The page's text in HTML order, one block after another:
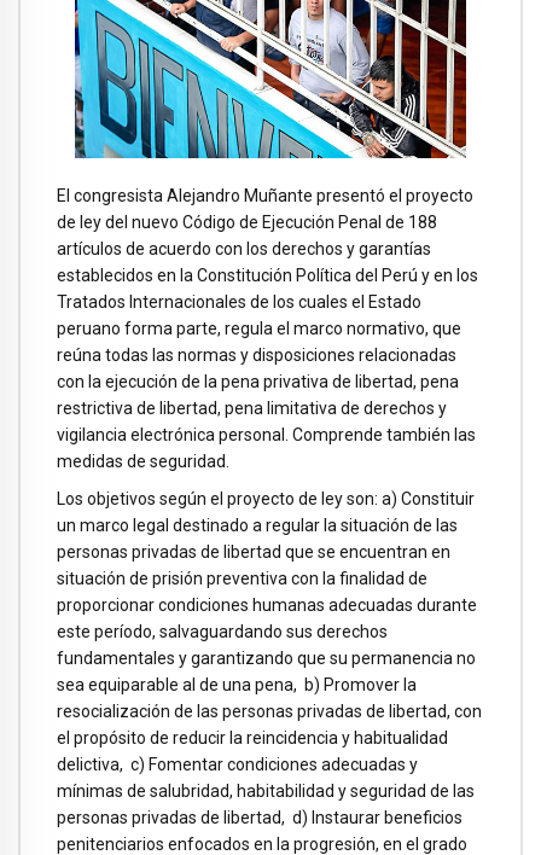
El congresista Alejandro Muñante presentó el proyecto
de ley del nuevo Código de Ejecución Penal de 188
artículos de acuerdo con los derechos y garantías
establecidos en la Constitución Política del Perú y en los
Tratados Internacionales de los cuales el Estado
peruano forma parte, regula el marco normativo, que
reúna todas las normas y disposiciones relacionadas
con la ejecución de la pena privativa de libertad, pena
restrictiva de libertad, pena limitativa de derechos y
vigilancia electrónica personal. Comprende también las
medidas de seguridad.
Los objetivos según el proyecto de ley son: a) Constituir
un marco legal destinado a regular la situación de las
personas privadas de libertad que se encuentran en
situación de prisión preventiva con la finalidad de
proporcionar condiciones humanas adecuadas durante
este período, salvaguardando sus derechos
fundamentales y garantizando que su permanencia no
sea equiparable al de una pena, b) Promover la
resocialización de las personas privadas de libertad, con
el propósito de reducir la reincidencia y habitualidad
delictiva, c) Fomentar condiciones adecuadas y
mínimas de salubridad, habitabilidad y seguridad de las
personas privadas de libertad, d) Instaurar beneficios
penitenciarios enfocados en la progresión, en el grado